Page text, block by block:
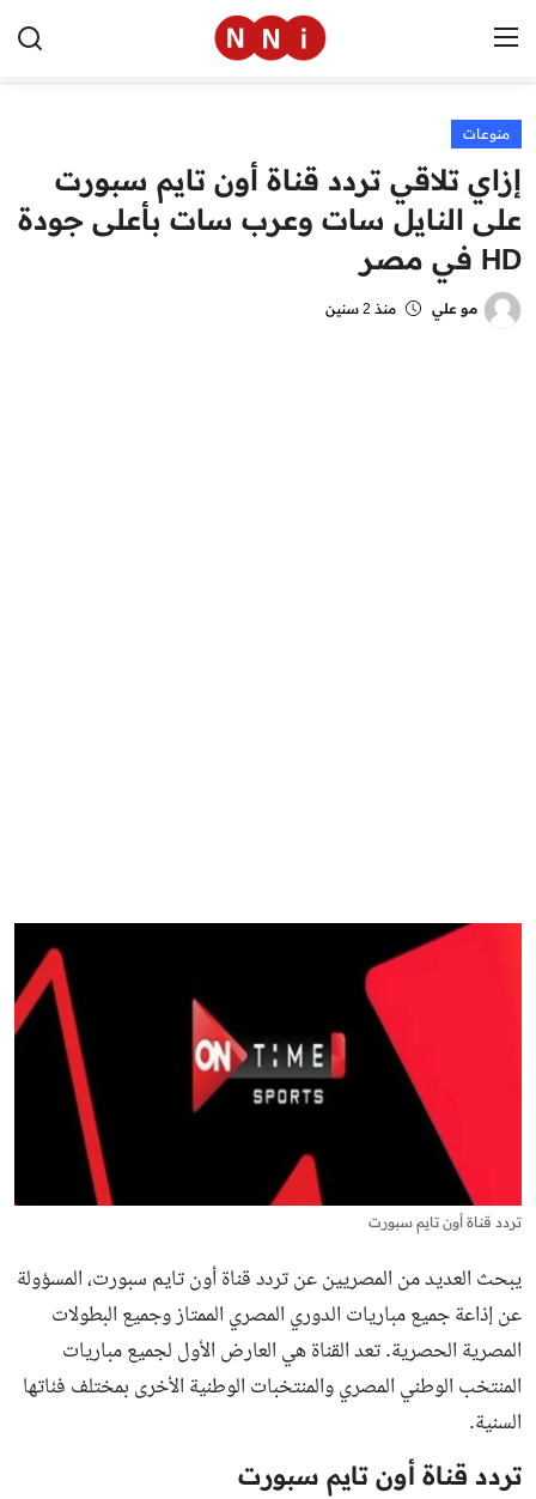
الرئيسية
اخبار مصر
العالم
الرياضة
منوعات
إزاي تلاقي تردد قناة أون تايم سبورت
على النايل سات وعرب سات بأعلى جودة
HD في مصر
مو علي منذ 2 سنين
تردد قناة أون تايم سبورت
يبحث العديد من المصريين عن تردد قناة أون تايم سبورت، المسؤولة
عن إذاعة جميع مباريات الدوري المصري الممتاز وجميع البطولات
المصرية الحصرية. تعد القناة هي العارض الأول لجميع مباريات
المنتخب الوطني المصري والمنتخبات الوطنية الأخرى بمختلف فئاتها
السنية.
تردد قناة أون تايم سبورت